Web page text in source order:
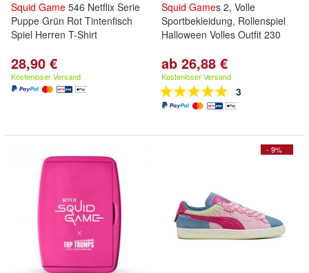
Squid Game 546 Netflix Serie
Puppe Grün Rot Tintenfisch
Spiel Herren T-Shirt
28,90 €
Kostenloser Versand
Squid Games 2, Volle
Sportbekleidung, Rollenspiel
Halloween Volles Outfit 230
ab 26,88 €
Kostenloser Versand
3
- 9%